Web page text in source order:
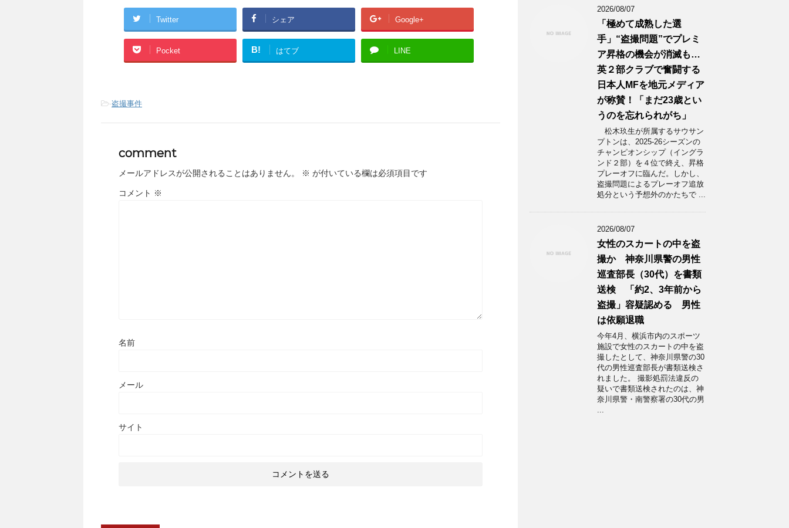
Twitter シェア Google+
Pocket B! はてブ LINE
-盗撮事件
comment
メールアドレスが公開されることはありません。 ※ が付いている欄は必須項目です
コメント ※
名前
メール
サイト
2026/08/07
「極めて成熟した選
手」“盗撮問題”でプレミ
ア昇格の機会が消滅も…
英２部クラブで奮闘する
日本人MFを地元メディア
が称賛！「まだ23歳とい
うのを忘れられがち」
松木玖生が所属するサウサン
プトンは、2025-26シーズンの
チャンピオンシップ（イングラ
ンド２部）を４位で終え、昇格
プレーオフに臨んだ。しかし、
盗撮問題によるプレーオフ追放
処分という予想外のかたちで ...
2026/08/07
女性のスカートの中を盗
撮か 神奈川県警の男性
巡査部長（30代）を書類
送検 「約2、3年前から
盗撮」容疑認める 男性
は依願退職
今年4月、横浜市内のスポーツ
施設で女性のスカートの中を盗
撮したとして、神奈川県警の30
代の男性巡査部長が書類送検さ
れました。 撮影処罰法違反の
疑いで書類送検されたのは、神
奈川県警・南警察署の30代の男
...